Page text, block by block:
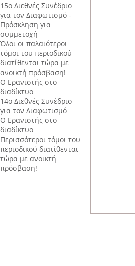
15ο Διεθνές Συνέδριο
για τον Διαφωτισμό -
Πρόσκληση για
συμμετοχή
Όλοι οι παλαιότεροι
τόμοι του περιοδικού
διατίθενται τώρα με
ανοικτή πρόσβαση!
Ο Ερανιστής στο
διαδίκτυο
14ο Διεθνές Συνέδριο
για τον Διαφωτισμό
Ο Ερανιστής στο
διαδίκτυο
Περισσότεροι τόμοι του
περιοδικού διατίθενται
τώρα με ανοικτή
πρόσβαση!